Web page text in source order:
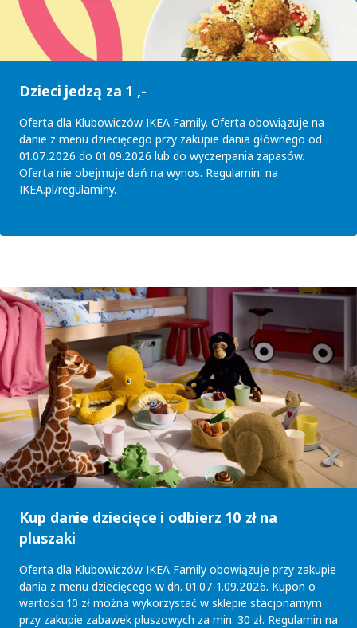
Dzieci jedzą za 1 ,-
Oferta dla Klubowiczów IKEA Family. Oferta obowiązuje na
danie z menu dziecięcego przy zakupie dania głównego od
01.07.2026 do 01.09.2026 lub do wyczerpania zapasów.
Oferta nie obejmuje dań na wynos. Regulamin: na
IKEA.pl/regulaminy.
Kup danie dziecięce i odbierz 10 zł na
pluszaki
Oferta dla Klubowiczów IKEA Family obowiązuje przy zakupie
dania z menu dziecięcego w dn. 01.07-1.09.2026. Kupon o
wartości 10 zł można wykorzystać w sklepie stacjonarnym
przy zakupie zabawek pluszowych za min. 30 zł. Regulamin na